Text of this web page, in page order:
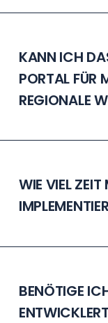
KANN ICH
PORTAL FÜR
REGIONALE
WIE VIEL ZEIT
BENÖTIGE